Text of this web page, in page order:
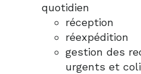
quotidien
réception
réexpédition
gestion des
urgents et